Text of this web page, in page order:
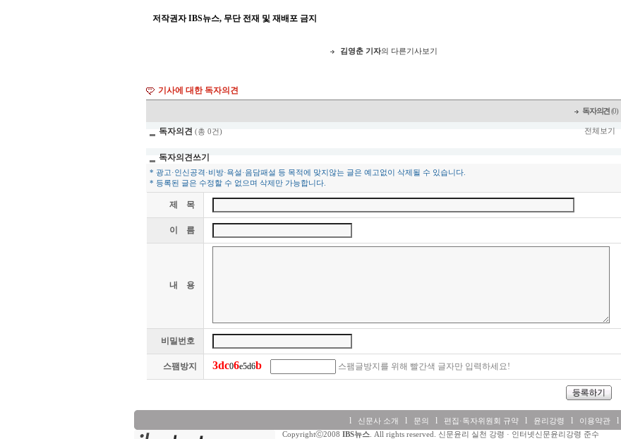
저작권자 IBS뉴스, 무단 전재 및 재배포 금지
김영춘 기자의 다른기사보기
기사에 대한 독자의견
독자의견(0)
독자의견 (총 0건) 전체보기
독자의견쓰기
* 광고·인신공격·비방·욕설·음담패설 등 목적에 맞지않는 글은 예고없이 삭제될 수 있습니다.
* 등록된 글은 수정할 수 없으며 삭제만 가능합니다.
제 목
이 름
내 용
비밀번호
스팸방지 3dc06e5d6b 스팸글방지를 위해 빨간색 글자만 입력하세요!
l 신문사 소개 l 문의 l 편집·독자위원회 규약l 윤리강령 l 이용약관l
Copyrightⓒ2008 IBS뉴스. All rights reserved. 신문윤리 실천 강령 · 인터넷신문윤리강령 준수